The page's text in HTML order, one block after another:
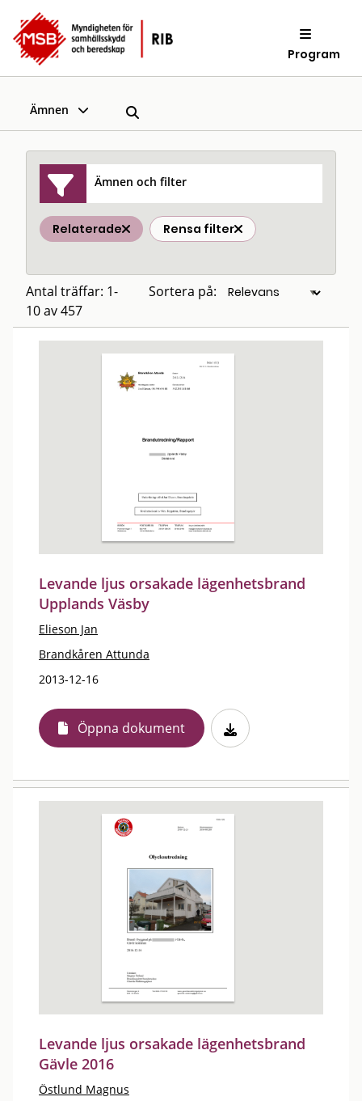
Program
Ämnen
Ämnen och filter
Relaterade Rensa filter
Antal träffar: 1-
10 av 457
Sortera på:
Levande ljus orsakade lägenhetsbrand
Upplands Väsby
Elieson Jan
Brandkåren Attunda
2013-12-16
Öppna dokument
Levande ljus orsakade lägenhetsbrand
Gävle 2016
Östlund Magnus